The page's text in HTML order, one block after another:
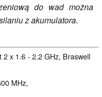
do wad można
z akumulatora.
2 x 1.6 - 2.2 GHz, Braswell
MHz,